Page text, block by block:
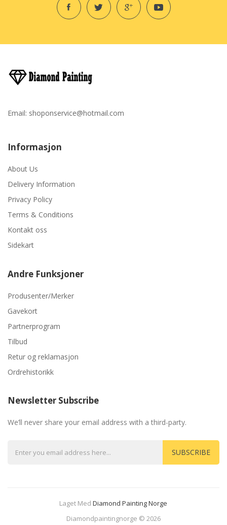
Email: shoponservice@hotmail.com
Informasjon
About Us
Delivery Information
Privacy Policy
Terms & Conditions
Kontakt oss
Sidekart
Andre Funksjoner
Produsenter/Merker
Gavekort
Partnerprogram
Tilbud
Retur og reklamasjon
Ordrehistorikk
Newsletter Subscribe
We’ll never share your email address with a third-party.
SUBSCRIBE
Laget Med Diamond Painting Norge
Diamondpaintingnorge © 2026